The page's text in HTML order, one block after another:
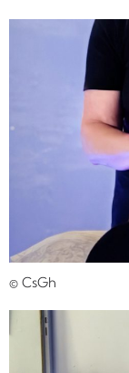
© CsGh